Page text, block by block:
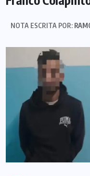
NOTA ESCRITA POR: